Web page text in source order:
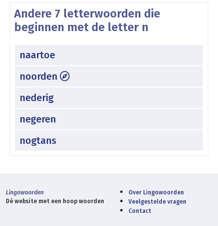
Andere 7 letterwoorden die
beginnen met de letter n
naartoe
noorden
nederig
negeren
nogtans
Lingowoorden
Dé website met een hoop woorden
Over Lingowoorden
Veelgestelde vragen
Contact